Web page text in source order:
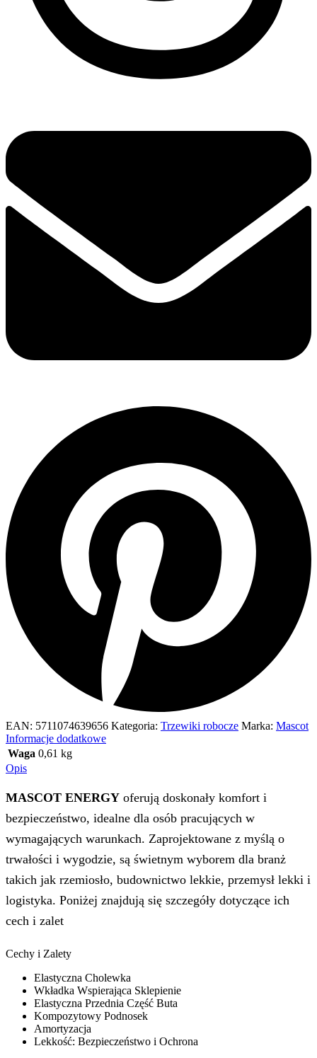
EAN: 5711074639656 Kategoria: Trzewiki robocze Marka: Mascot
Informacje dodatkowe
Waga 0,61 kg
Opis
MASCOT ENERGY oferują doskonały komfort i
bezpieczeństwo, idealne dla osób pracujących w
wymagających warunkach. Zaprojektowane z myślą o
trwałości i wygodzie, są świetnym wyborem dla branż
takich jak rzemiosło, budownictwo lekkie, przemysł lekki i
logistyka. Poniżej znajdują się szczegóły dotyczące ich
cech i zalet
Cechy i Zalety
Elastyczna Cholewka
Wkładka Wspierająca Sklepienie
Elastyczna Przednia Część Buta
Kompozytowy Podnosek
Amortyzacja
Lekkość: Bezpieczeństwo i Ochrona